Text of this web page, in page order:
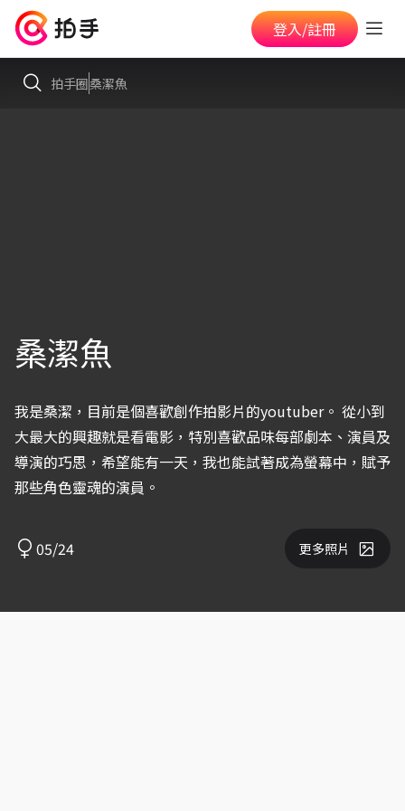
登入/註冊
拍手圈桑潔魚
桑潔魚
我是桑潔，目前是個喜歡創作拍影片的youtuber。 從小到
大最大的興趣就是看電影，特別喜歡品味每部劇本、演員及
導演的巧思，希望能有一天，我也能試著成為螢幕中，賦予
那些角色靈魂的演員。
05/24 更多照片